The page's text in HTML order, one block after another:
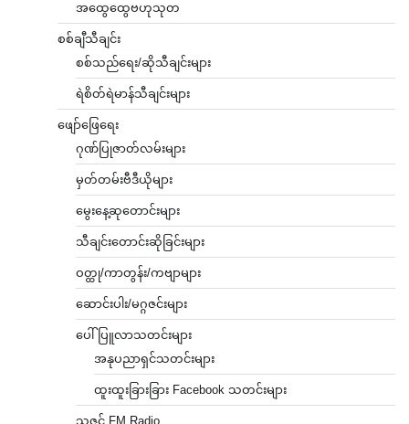
အထွေထွေဗဟုသုတ
စစ်ချီသီချင်း
စစ်သည်ရေး/ဆိုသီချင်းများ
ရဲစိတ်ရဲမာန်သီချင်းများ
ဖျော်ဖြေရေး
ဂုဏ်ပြုဇာတ်လမ်းများ
မှတ်တမ်းဗီဒီယိုများ
မွေးနေ့ဆုတောင်းများ
သီချင်းတောင်းဆိုခြင်းများ
ဝတ္ထု/ကာတွန်း/ကဗျာများ
ဆောင်းပါး/မဂ္ဂဇင်းများ
ပေါ်ပြူလာသတင်းများ
အနုပညာရှင်သတင်းများ
ထူးထူးခြားခြား Facebook သတင်းများ
သဇင် FM Radio